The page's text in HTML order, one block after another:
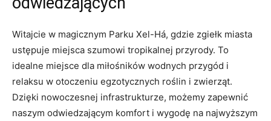
Witajcie w magicznym ⁤Parku Xel-Há,‍ gdzie zgiełk miasta
ustępuje miejsca szumowi tropikalnej przyrody. To
idealne miejsce dla miłośników wodnych przygód i
relaksu‍ w ⁢otoczeniu egzotycznych roślin i zwierząt.
Dzięki nowoczesnej infrastrukturze, możemy zapewnić
naszym odwiedzającym‍ komfort i wygodę na najwyższym⁣